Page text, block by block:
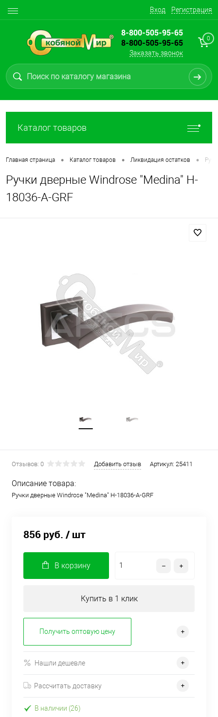
Вход Регистрация
8-800-505-95-65
8-800-505-95-65
Заказать звонок
0
Каталог товаров
Главная страница • Каталог товаров • Ликвидация остатков •
Ручки дверные Windrose "Medina" H-
18036-А-GRF
Отзывов: 0 Добавить отзыв Артикул: 25411
Описание товара:
Ручки дверные Windrose "Medina" H-18036-А-GRF
856 руб. / шт
В корзину
Купить в 1 клик
Получить оптовую цену
Нашли дешевле
Рассчитать доставку
В наличии (26)